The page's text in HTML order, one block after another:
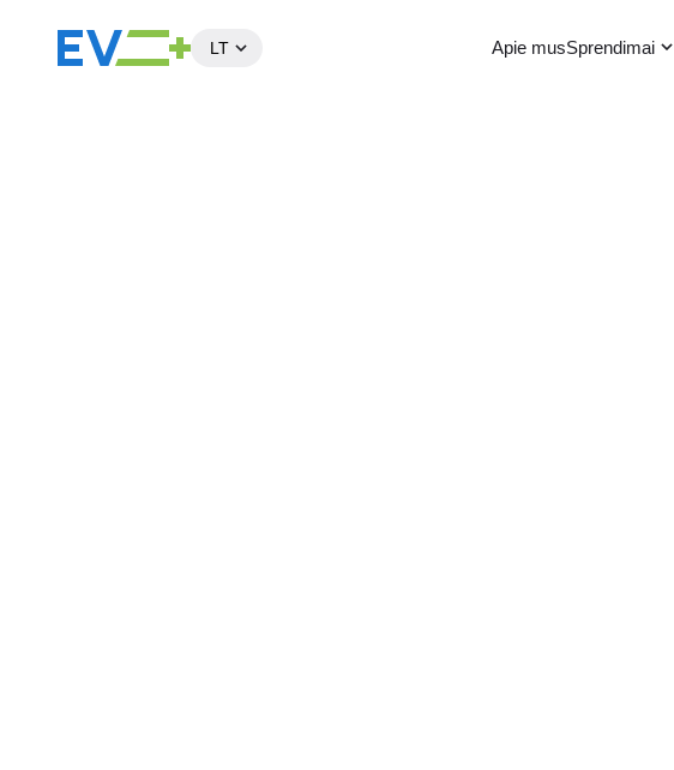
LT Apie musSprendimai